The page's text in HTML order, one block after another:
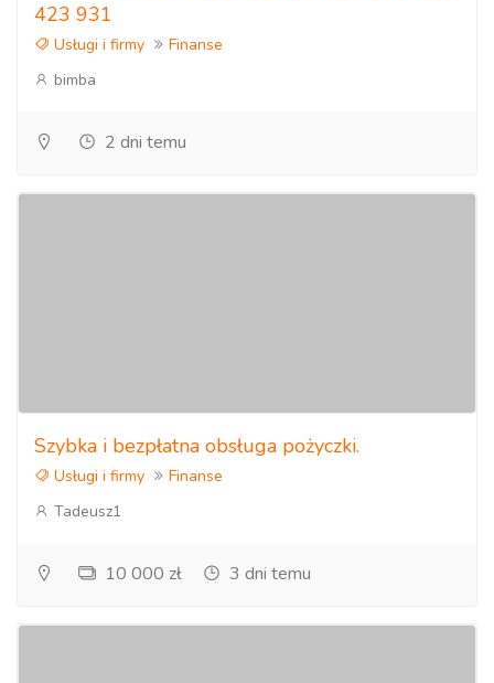
423 931
Usługi i firmy
Finanse
bimba
2 dni temu
Szybka i bezpłatna obsługa pożyczki.
Usługi i firmy
Finanse
Tadeusz1
10 000 zł 3 dni temu